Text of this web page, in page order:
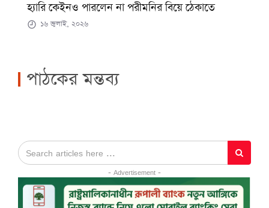
হ্যারি কেইনও পারলেন না পরীমনির বিয়ে ঠেকাতে
১৬ জুলাই, ২০২৬
পাঠকের মন্তব্য
- Advertisement -